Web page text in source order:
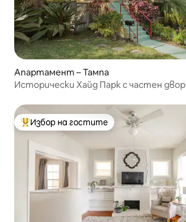
Апартамент – Тампа
Исторически Хайд Парк с частен двор
Най-популярен избор на гостите
Избор на гостите